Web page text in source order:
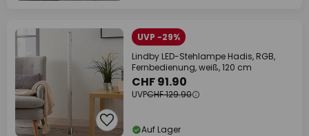
UVP -29%
Lindby LED-Stehlampe Hadis, RGB,
Fernbedienung, weiß, 120 cm
CHF 91.90
UVPCHF 129.90
Auf Lager